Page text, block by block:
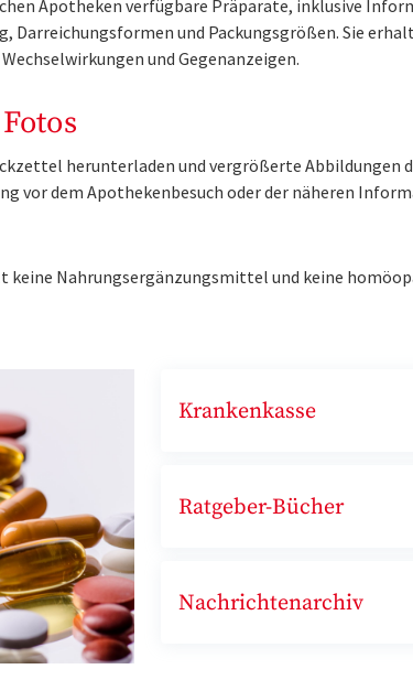
Apotheken verfügbare Präparate, inklusive
Darreichungsformen und Packungsgrößen. Sie
und Gegenanzeigen.
herunterladen und vergrößerte Abbildungen
vor dem Apothekenbesuch oder der näheren
keine Nahrungsergänzungsmittel und keine
Krankenkasse
Ratgeber-Bücher
Nachrichtenarchiv